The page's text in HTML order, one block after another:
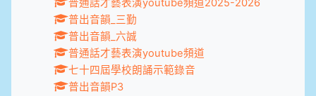
普通話才藝表演youtube頻道2025-2026
普出音韻_三勤
普出音韻_六誠
普通話才藝表演youtube頻道
七十四屆學校朗誦示範錄音
普出音韻P3